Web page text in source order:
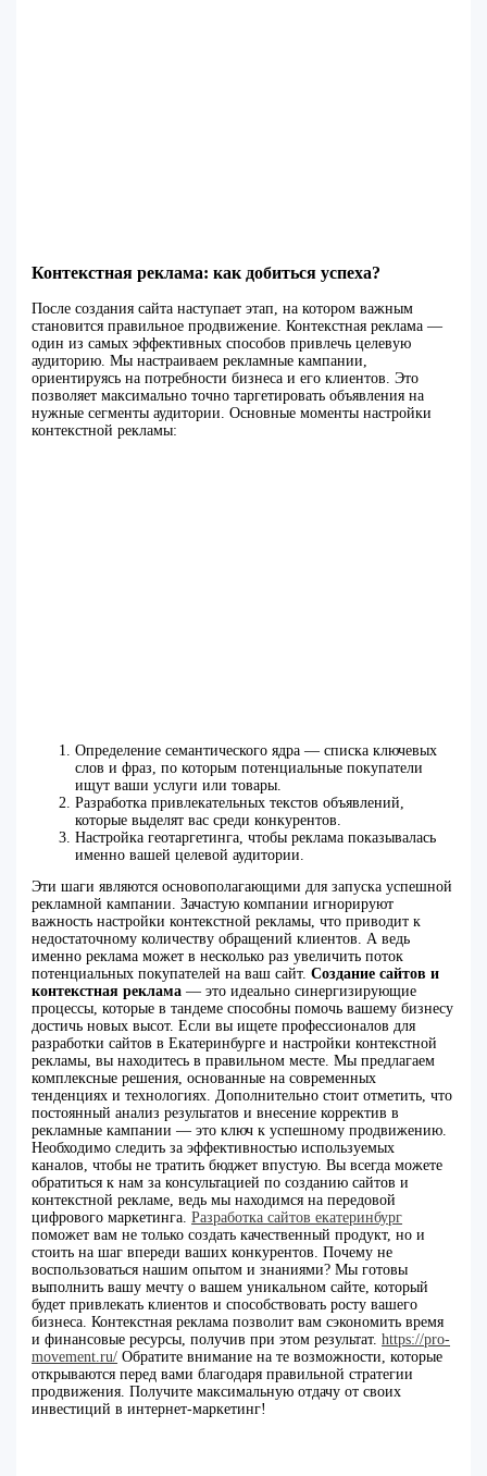
Контекстная реклама: как добиться успеха?
После создания сайта наступает этап, на котором важным
становится правильное продвижение. Контекстная реклама —
один из самых эффективных способов привлечь целевую
аудиторию. Мы настраиваем рекламные кампании,
ориентируясь на потребности бизнеса и его клиентов. Это
позволяет максимально точно таргетировать объявления на
нужные сегменты аудитории. Основные моменты настройки
контекстной рекламы:
Определение семантического ядра — списка ключевых
слов и фраз, по которым потенциальные покупатели
ищут ваши услуги или товары.
Разработка привлекательных текстов объявлений,
которые выделят вас среди конкурентов.
Настройка геотаргетинга, чтобы реклама показывалась
именно вашей целевой аудитории.
Эти шаги являются основополагающими для запуска успешной
рекламной кампании. Зачастую компании игнорируют
важность настройки контекстной рекламы, что приводит к
недостаточному количеству обращений клиентов. А ведь
именно реклама может в несколько раз увеличить поток
потенциальных покупателей на ваш сайт.Создание сайтов и
контекстная реклама — это идеально синергизирующие
процессы, которые в тандеме способны помочь вашему бизнесу
достичь новых высот. Если вы ищете профессионалов для
разработки сайтов в Екатеринбурге и настройки контекстной
рекламы, вы находитесь в правильном месте. Мы предлагаем
комплексные решения, основанные на современных
тенденциях и технологиях. Дополнительно стоит отметить, что
постоянный анализ результатов и внесение корректив в
рекламные кампании — это ключ к успешному продвижению.
Необходимо следить за эффективностью используемых
каналов, чтобы не тратить бюджет впустую. Вы всегда можете
обратиться к нам за консультацией по созданию сайтов и
контекстной рекламе, ведь мы находимся на передовой
цифрового маркетинга.Разработка сайтов екатеринбург
поможет вам не только создать качественный продукт, но и
стоить на шаг впереди ваших конкурентов. Почему не
воспользоваться нашим опытом и знаниями? Мы готовы
выполнить вашу мечту о вашем уникальном сайте, который
будет привлекать клиентов и способствовать росту вашего
бизнеса. Контекстная реклама позволит вам сэкономить время
и финансовые ресурсы, получив при этом результат.https://pro-
movement.ru/ Обратите внимание на те возможности, которые
открываются перед вами благодаря правильной стратегии
продвижения. Получите максимальную отдачу от своих
инвестиций в интернет-маркетинг!